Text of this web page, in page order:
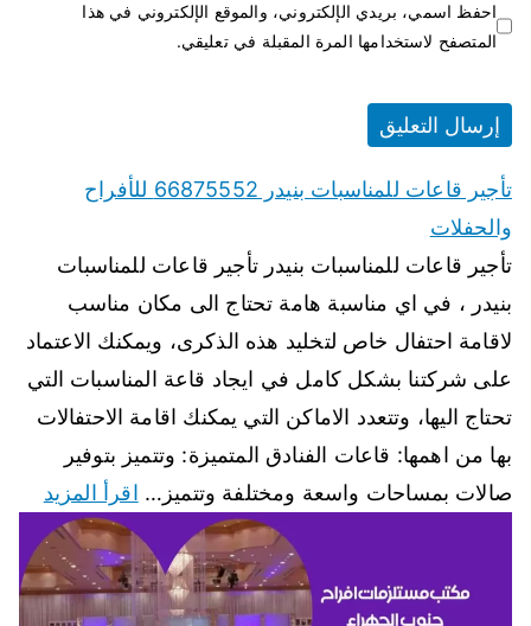
احفظ اسمي، بريدي الإلكتروني، والموقع الإلكتروني في هذا
المتصفح لاستخدامها المرة المقبلة في تعليقي.
تأجير قاعات للمناسبات بنيدر 66875552 للأفراح
والحفلات
تأجير قاعات للمناسبات بنيدر تأجير قاعات للمناسبات
بنيدر ، في اي مناسبة هامة تحتاج الى مكان مناسب
لاقامة احتفال خاص لتخليد هذه الذكرى، ويمكنك الاعتماد
على شركتنا بشكل كامل في ايجاد قاعة المناسبات التي
تحتاج اليها، وتتعدد الاماكن التي يمكنك اقامة الاحتفالات
بها من اهمها: قاعات الفنادق المتميزة: وتتميز بتوفير
صالات بمساحات واسعة ومختلفة وتتميز… اقرأ المزيد